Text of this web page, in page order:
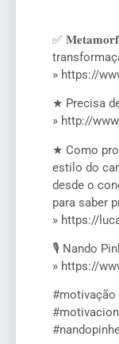
✅
» https://
★ Precisa
» http://
★ Como
estilo do
desde o
para saber
» https://
🎙️ Nando
» https://
#motivação